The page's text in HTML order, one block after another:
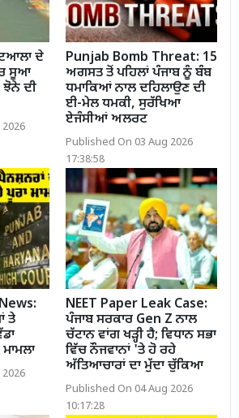
ਦੇ
ਸੂਆ
ਦੀ
Punjab Bomb Threat: 15
ਅਗਸਤ ਤੋਂ ਪਹਿਲਾਂ ਪੰਜਾਬ ਨੂੰ ਬੰਬ
ਧਮਾਕਿਆਂ ਨਾਲ ਦਹਿਲਾਉਣ ਦੀ
ਈ-ਮੇਲ ਧਮਕੀ, ਸੁਰੱਖਿਆ
ਏਜੰਸੀਆਂ ਅਲਰਟ
Published On 03 Aug 2026
17:38:58
ਤੇ
NEET Paper Leak Case:
ਪੰਜਾਬ ਸਰਕਾਰ Gen Z ਨਾਲ
ਚੱਟਾਨ ਵਾਂਗ ਖੜ੍ਹੀ ਹੈ; ਵਿਧਾਨ ਸਭਾ
ਵਿੱਚ ਨੌਜਵਾਨਾਂ 'ਤੇ ਹੋ ਰਹੇ
ਅੱਤਿਆਚਾਰਾਂ ਦਾ ਮੁੱਦਾ ਚੁੱਕਿਆ
Published On 04 Aug 2026
10:17:28